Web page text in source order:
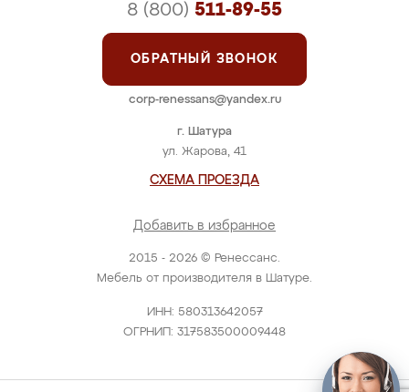
2015 - 2026 © Ренессанс.
Мебель от производителя в Шатуре.
ИНН: 580313642057
ОГРНИП: 317583500009448
г. Шатура
ул. Жарова, 41
СХЕМА ПРОЕЗДА
Добавить в избранное
8 (800) 511-89-55
ОБРАТНЫЙ ЗВОНОК
corp-renessans@yandex.ru